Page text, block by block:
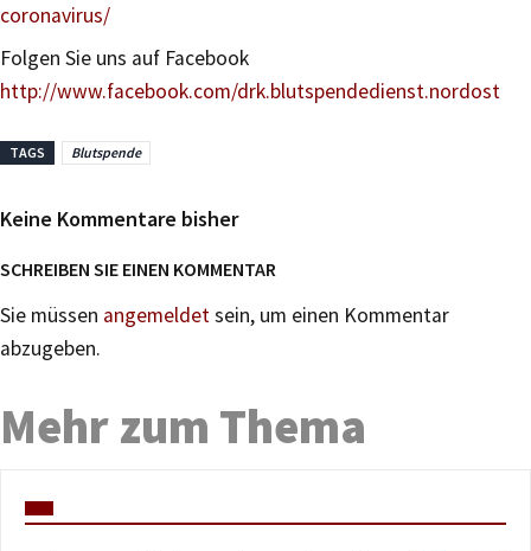
coronavirus/
Folgen Sie uns auf Facebook
http://www.facebook.com/drk.blutspendedienst.nordost
TAGS Blutspende
Keine Kommentare bisher
SCHREIBEN SIE EINEN KOMMENTAR
Sie müssen angemeldetsein, um einen Kommentar
abzugeben.
Mehr zum Thema